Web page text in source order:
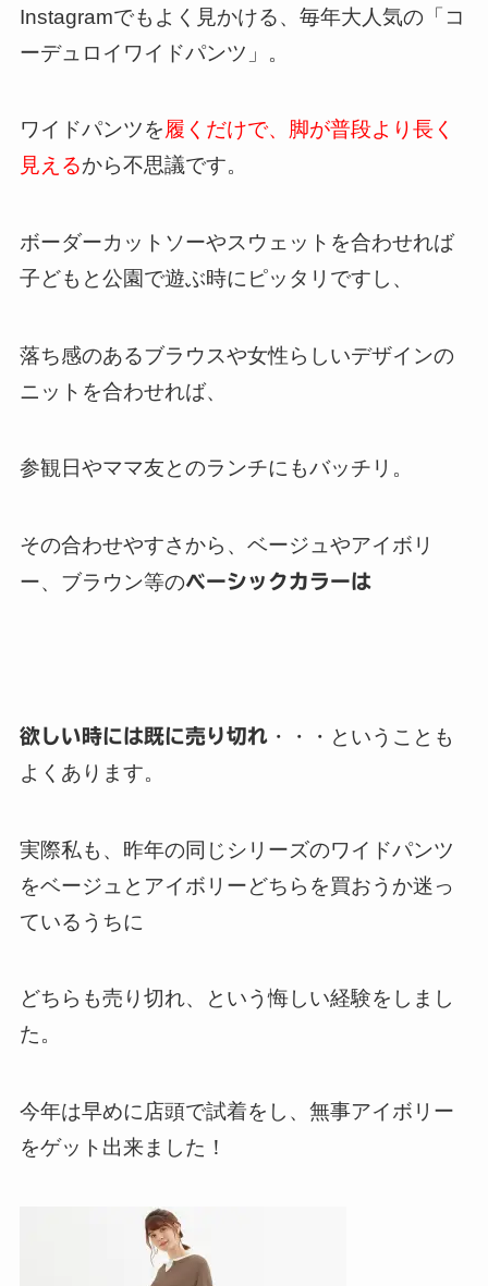
Instagramでもよく見かける、毎年大人気の「コ
ーデュロイワイドパンツ」。
ワイドパンツを履くだけで、脚が普段より長く
見えるから不思議です。
ボーダーカットソーやスウェットを合わせれば
子どもと公園で遊ぶ時にピッタリですし、
落ち感のあるブラウスや女性らしいデザインの
ニットを合わせれば、
参観日やママ友とのランチにもバッチリ。
その合わせやすさから、ベージュやアイボリ
ー、ブラウン等のベーシックカラーは
欲しい時には既に売り切れ・・・ということも
よくあります。
実際私も、昨年の同じシリーズのワイドパンツ
をベージュとアイボリーどちらを買おうか迷っ
ているうちに
どちらも売り切れ、という悔しい経験をしまし
た。
今年は早めに店頭で試着をし、無事アイボリー
をゲット出来ました！